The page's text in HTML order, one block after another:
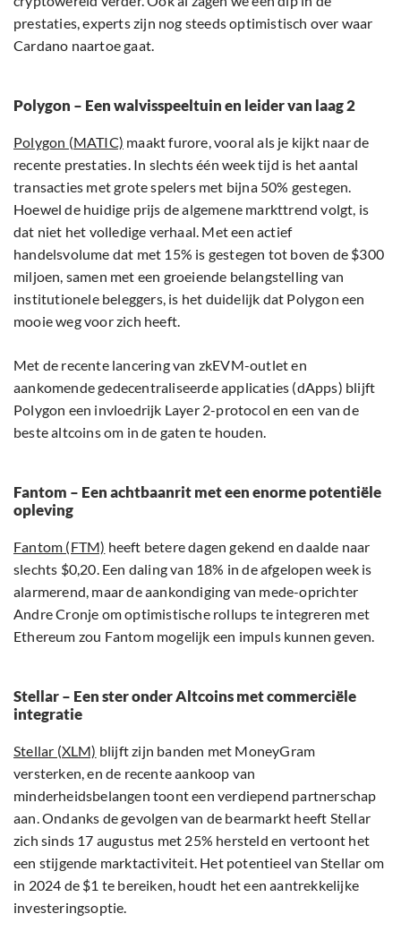
prestaties, experts zijn nog steeds optimistisch over waar
Cardano naartoe gaat.
Polygon – Een walvisspeeltuin en leider van laag 2
Polygon (MATIC) maakt furore, vooral als je kijkt naar de
recente prestaties. In slechts één week tijd is het aantal
transacties met grote spelers met bijna 50% gestegen.
Hoewel de huidige prijs de algemene markttrend volgt, is
dat niet het volledige verhaal. Met een actief
handelsvolume dat met 15% is gestegen tot boven de $300
miljoen, samen met een groeiende belangstelling van
institutionele beleggers, is het duidelijk dat Polygon een
mooie weg voor zich heeft.
Met de recente lancering van zkEVM-outlet en
aankomende gedecentraliseerde applicaties (dApps) blijft
Polygon een invloedrijk Layer 2-protocol en een van de
beste altcoins om in de gaten te houden.
Fantom – Een achtbaanrit met een enorme potentiële
opleving
Fantom (FTM) heeft betere dagen gekend en daalde naar
slechts $0,20. Een daling van 18% in de afgelopen week is
alarmerend, maar de aankondiging van mede-oprichter
Andre Cronje om optimistische rollups te integreren met
Ethereum zou Fantom mogelijk een impuls kunnen geven.
Stellar – Een ster onder Altcoins met commerciële
integratie
Stellar (XLM) blijft zijn banden met MoneyGram
versterken, en de recente aankoop van
minderheidsbelangen toont een verdiepend partnerschap
aan. Ondanks de gevolgen van de bearmarkt heeft Stellar
zich sinds 17 augustus met 25% hersteld en vertoont het
een stijgende marktactiviteit. Het potentieel van Stellar om
in 2024 de $1 te bereiken, houdt het een aantrekkelijke
investeringsoptie.